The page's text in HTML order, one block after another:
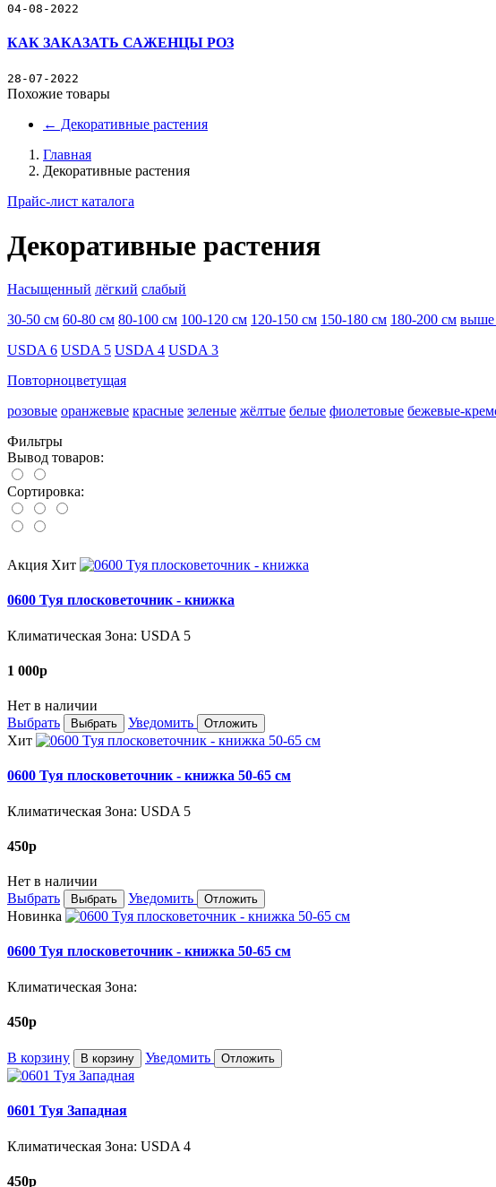
04-08-2022
КАК ЗАКАЗАТЬ САЖЕНЦЫ РОЗ
28-07-2022
Похожие товары
← Декоративные растения
Главная
Декоративные растения
Прайс-лист каталога
Декоративные растения
Насыщенный лёгкий слабый
30-50 см 60-80 см 80-100 см 100-120 см 120-150 см 150-180 см 180-200 см выше
USDA 6 USDA 5 USDA 4 USDA 3
Повторноцветущая
розовые оранжевые красные зеленые жёлтые белые фиолетовые бежевые-
Фильтры
Вывод товаров:
Сортировка:
Акция Хит
0600 Туя плосковеточник - книжка
Климатическая Зона: USDA 5
1 000p
Нет в наличии
Выбрать
Выбрать Уведомить Отложить
Хит
0600 Туя плосковеточник - книжка 50-65 см
Климатическая Зона: USDA 5
450p
Нет в наличии
Выбрать
Выбрать Уведомить Отложить
Новинка
0600 Туя плосковеточник - книжка 50-65 см
Климатическая Зона:
450p
В корзину В корзину Уведомить Отложить
0601 Туя Западная
Климатическая Зона: USDA 4
450p